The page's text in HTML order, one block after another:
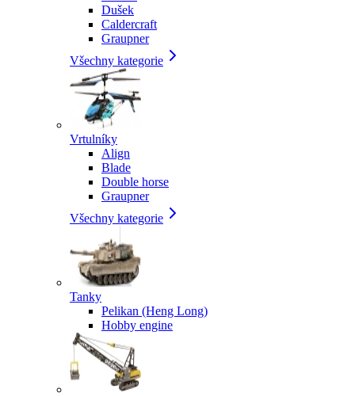
Dušek
Caldercraft
Graupner
Všechny kategorie
Vrtulníky
Align
Blade
Double horse
Graupner
Všechny kategorie
Tanky
Pelikan (Heng Long)
Hobby engine